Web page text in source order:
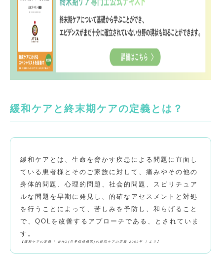
緩和ケアと終末期ケアの定義とは？
緩和ケアとは、生命を脅かす疾患による問題に直面し
ている患者様とそのご家族に対して、痛みやその他の
身体的問題、心理的問題、社会的問題、スピリチュア
ルな問題を早期に発見し、的確なアセスメントと対処
を行うことによって、苦しみを予防し、和らげること
で、QOLを改善するアプローチである、とされていま
す。
【緩和ケアの定義［ WHO(世界保健機関)の緩和ケアの定義 2002年 ］より】